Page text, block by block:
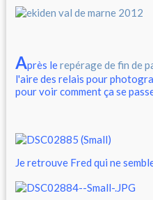
Après lerepérage de fin de
l'aire des relais pour
pour voir comment ça se
Je retrouve Fred qui ne